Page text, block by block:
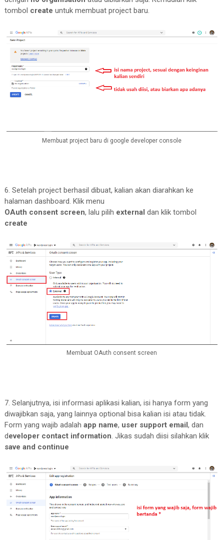
tombol create untuk membuat project baru.
Membuat project baru di google developer console
6. Setelah project berhasil dibuat, kalian akan diarahkan ke
halaman dashboard. Klik menu
OAuth consent screen, lalu pilih external dan klik tombol
create
Membuat OAuth consent screen
7. Selanjutnya, isi informasi aplikasi kalian, isi hanya form yang
diwajibkan saja, yang lainnya optional bisa kalian isi atau tidak.
Form yang wajib adalah app name, user support email, dan
developer contact information. Jikas sudah diisi silahkan klik
save and continue